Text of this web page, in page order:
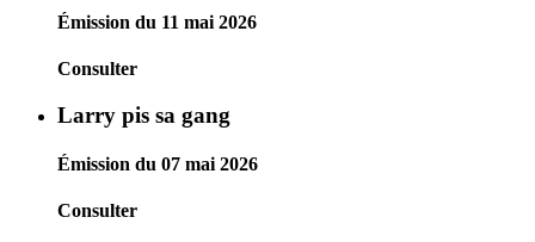
Émission du 11 mai 2026
Consulter
Larry pis sa gang
Émission du 07 mai 2026
Consulter